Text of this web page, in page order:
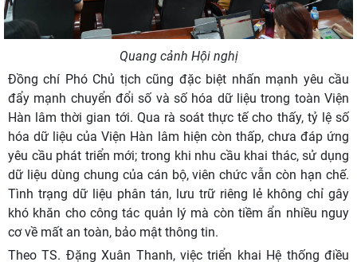
Quang cảnh Hội nghị
Đồng chí Phó Chủ tịch cũng đặc biệt nhấn mạnh yêu cầu
đẩy mạnh chuyển đổi số và số hóa dữ liệu trong toàn Viện
Hàn lâm thời gian tới. Qua rà soát thực tế cho thấy, tỷ lệ số
hóa dữ liệu của Viện Hàn lâm hiện còn thấp, chưa đáp ứng
yêu cầu phát triển mới; trong khi nhu cầu khai thác, sử dụng
dữ liệu dùng chung của cán bộ, viên chức vẫn còn hạn chế.
Tình trạng dữ liệu phân tán, lưu trữ riêng lẻ không chỉ gây
khó khăn cho công tác quản lý mà còn tiềm ẩn nhiều nguy
cơ về mất an toàn, bảo mật thông tin.
Theo TS. Đặng Xuân Thanh, việc triển khai Hệ thống điều